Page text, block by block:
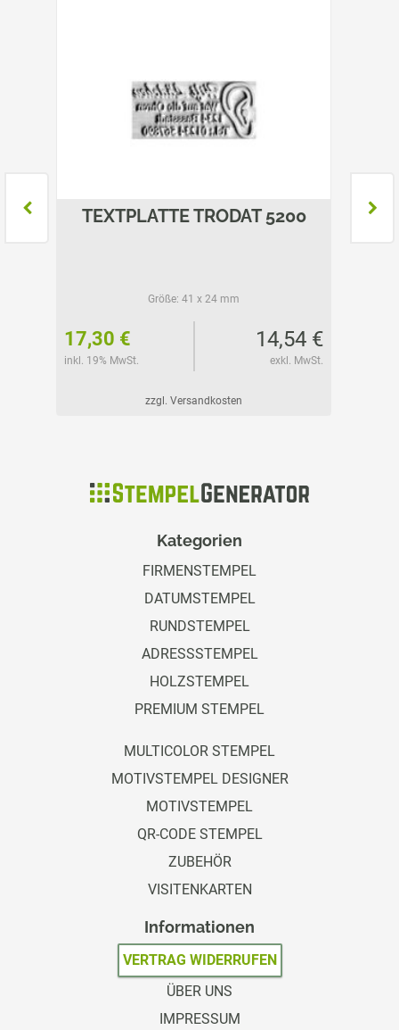
TEXTPLATTE TRODAT 5200
Größe: 41 x 24 mm
17,30 €
inkl. 19% MwSt.
14,54 €
exkl. MwSt.
zzgl. Versandkosten
Kategorien
FIRMENSTEMPEL
DATUMSTEMPEL
RUNDSTEMPEL
ADRESSSTEMPEL
HOLZSTEMPEL
PREMIUM STEMPEL
MULTICOLOR STEMPEL
MOTIVSTEMPEL DESIGNER
MOTIVSTEMPEL
QR-CODE STEMPEL
ZUBEHÖR
VISITENKARTEN
Informationen
VERTRAG WIDERRUFEN
ÜBER UNS
IMPRESSUM